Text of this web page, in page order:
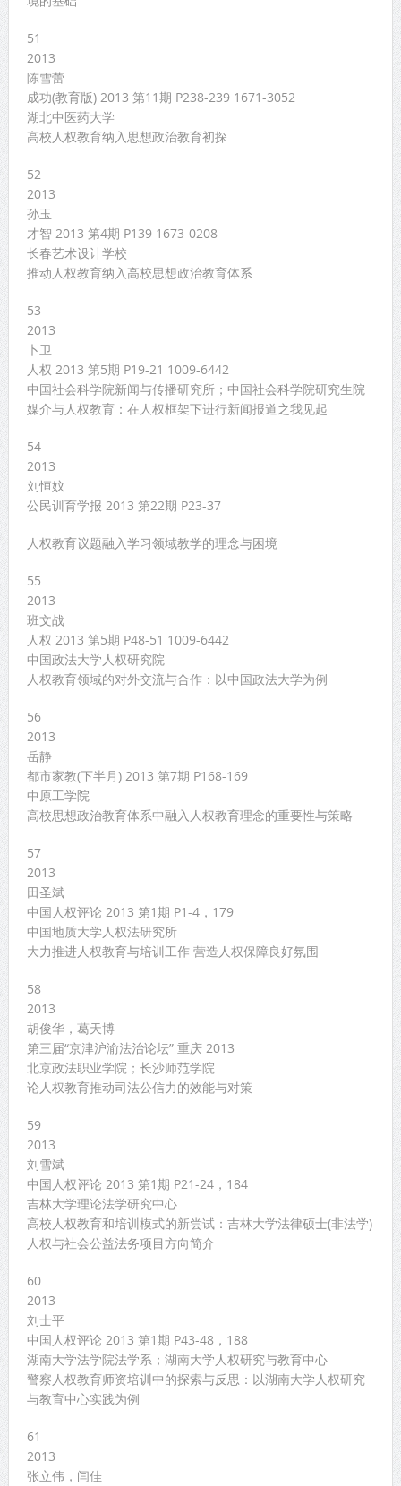
51
2013
陈雪蕾
成功(教育版) 2013 第11期 P238-239 1671-3052
湖北中医药大学
高校人权教育纳入思想政治教育初探
52
2013
孙玉
才智 2013 第4期 P139 1673-0208
长春艺术设计学校
推动人权教育纳入高校思想政治教育体系
53
2013
卜卫
人权 2013 第5期 P19-21 1009-6442
中国社会科学院新闻与传播研究所；中国社会科学院研究生院
媒介与人权教育：在人权框架下进行新闻报道之我见起
54
2013
刘恒妏
公民训育学报 2013 第22期 P23-37
人权教育议题融入学习领域教学的理念与困境
55
2013
班文战
人权 2013 第5期 P48-51 1009-6442
中国政法大学人权研究院
人权教育领域的对外交流与合作：以中国政法大学为例
56
2013
岳静
都市家教(下半月) 2013 第7期 P168-169
中原工学院
高校思想政治教育体系中融入人权教育理念的重要性与策略
57
2013
田圣斌
中国人权评论 2013 第1期 P1-4，179
中国地质大学人权法研究所
大力推进人权教育与培训工作 营造人权保障良好氛围
58
2013
胡俊华，葛天博
第三届“京津沪渝法治论坛” 重庆 2013
北京政法职业学院；长沙师范学院
论人权教育推动司法公信力的效能与对策
59
2013
刘雪斌
中国人权评论 2013 第1期 P21-24，184
吉林大学理论法学研究中心
高校人权教育和培训模式的新尝试：吉林大学法律硕士(非法学)
人权与社会公益法务项目方向简介
60
2013
刘士平
中国人权评论 2013 第1期 P43-48，188
湖南大学法学院法学系；湖南大学人权研究与教育中心
警察人权教育师资培训中的探索与反思：以湖南大学人权研究
与教育中心实践为例
61
2013
张立伟，闫佳